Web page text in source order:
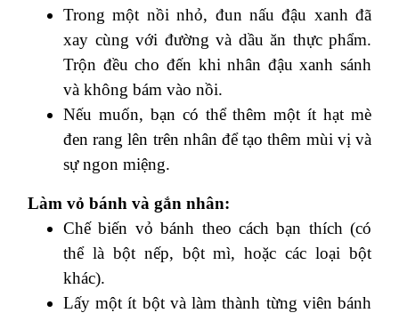
Trong một nồi nhỏ, đun nấu đậu xanh đã
xay cùng với đường và dầu ăn thực phẩm.
Trộn đều cho đến khi nhân đậu xanh sánh
và không bám vào nồi.
Nếu muốn, bạn có thể thêm một ít hạt mè
đen rang lên trên nhân để tạo thêm mùi vị và
sự ngon miệng.
Làm vỏ bánh và gắn nhân:
Chế biến vỏ bánh theo cách bạn thích (có
thể là bột nếp, bột mì, hoặc các loại bột
khác).
Lấy một ít bột và làm thành từng viên bánh